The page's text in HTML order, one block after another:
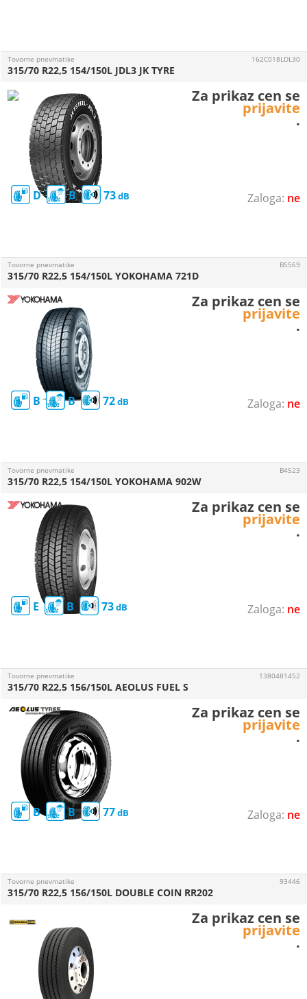
ne
Tovorne pnevmatike
D B 73
315/70 R22,5 154/150L JDL3 JK TYRE
162C018LDL30
Za prikaz cen se
prijavite
.
ne
Tovorne pnevmatike
B B 72
315/70 R22,5 154/150L YOKOHAMA 721D
B5569
Za prikaz cen se
prijavite
.
ne
Tovorne pnevmatike
E B 73
315/70 R22,5 154/150L YOKOHAMA 902W
B4523
Za prikaz cen se
prijavite
.
ne
Tovorne pnevmatike
B B 77
315/70 R22,5 156/150L AEOLUS FUEL S
1380481452
Za prikaz cen se
prijavite
.
Tovorne pnevmatike
315/70 R22,5 156/150L DOUBLE COIN RR202
93446
Za prikaz cen se
prijavite
.